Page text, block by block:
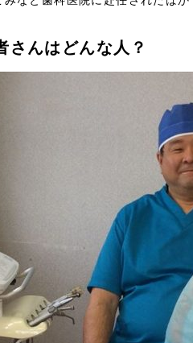
さんはどんな人？